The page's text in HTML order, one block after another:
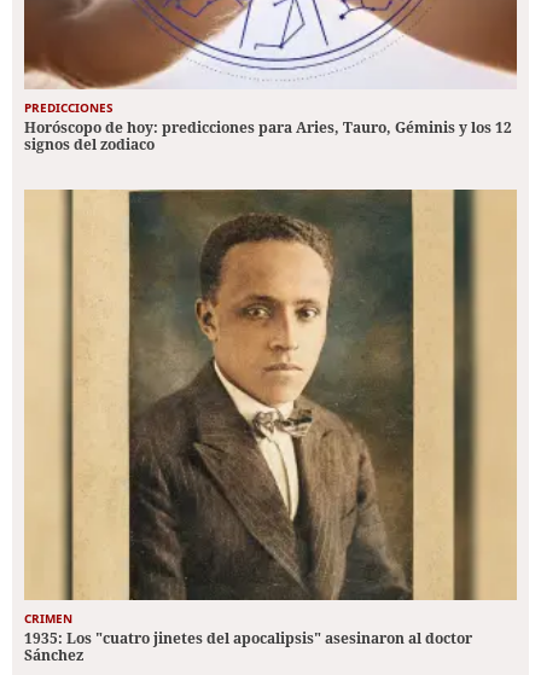
PREDICCIONES
Horóscopo de hoy: predicciones para Aries, Tauro, Géminis y los 12
signos del zodiaco
CRIMEN
1935: Los "cuatro jinetes del apocalipsis" asesinaron al doctor
Sánchez